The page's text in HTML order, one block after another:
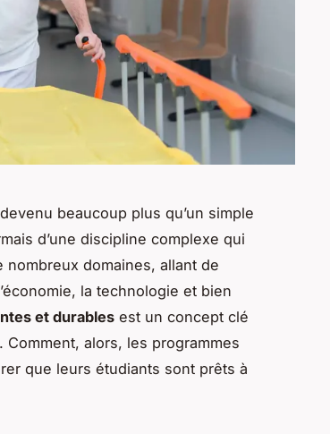
beaucoup plus qu’un simple
d’une discipline complexe qui
domaines, allant de
la technologie et bien
et durables est un concept clé
Comment, alors, les programmes
que leurs étudiants sont prêts à